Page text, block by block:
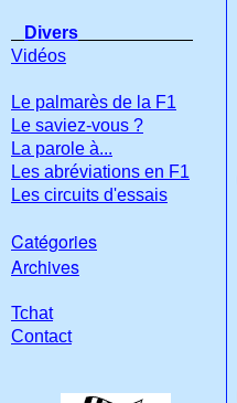
Divers
Vidéos
Le palmarès de la F1
Le saviez-vous ?
La parole à...
Les abréviations en F1
Les circuits d'essais
Catégories
Archives
Tchat
Contact